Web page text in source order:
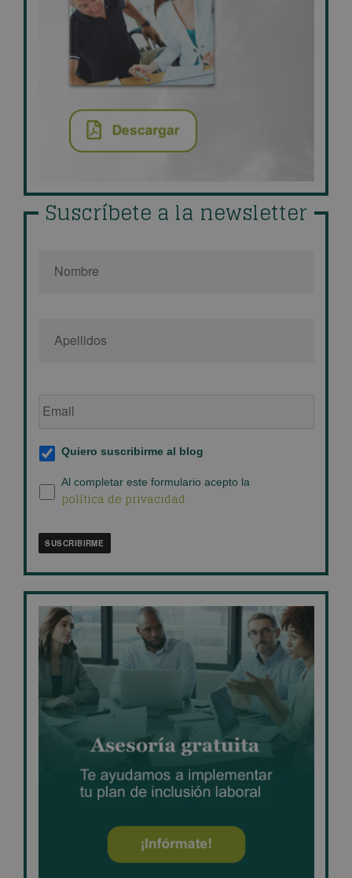
Suscríbete a la newsletter
de
Suscripción
al
blog
*
Quiero suscribirme al blog
Política
de
Al completar este formulario acepto la
política de privacidad
SUSCRIBIRME